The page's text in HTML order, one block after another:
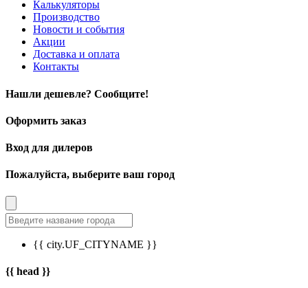
Калькуляторы
Производство
Новости и события
Акции
Доставка и оплата
Контакты
Нашли дешевле? Сообщите!
Оформить заказ
Вход для дилеров
Пожалуйста, выберите ваш город
{{ city.UF_CITYNAME }}
{{ head }}